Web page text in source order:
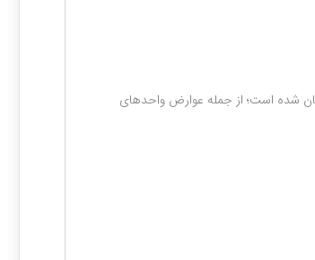
شده است؛ از جمله عوارض واحدهای